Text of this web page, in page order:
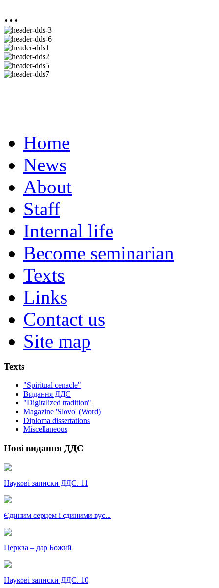
...
Home
News
About
Staff
Internal life
Become seminarian
Texts
Links
Contact us
Site map
Texts
"Spiritual cenacle"
Видання ДДС
"Digitalized tradition"
Magazine 'Slovo' (Word)
Diploma dissertations
Miscellaneous
Нові видання ДДС
Наукові записки ДДС. 11
Єдиним серцем і єдиними вус...
Церква – дар Божий
Наукові записки ДДС. 10